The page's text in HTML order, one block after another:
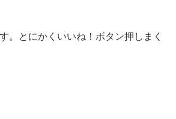
。とにかくいいね！ボタン押しまく